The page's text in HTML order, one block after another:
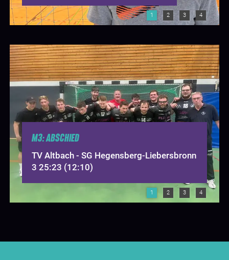
1 2 3 4
M3: ABSCHIED
TV Altbach - SG Hegensberg-Liebersbronn
3 25:23 (12:10)
1 2 3 4